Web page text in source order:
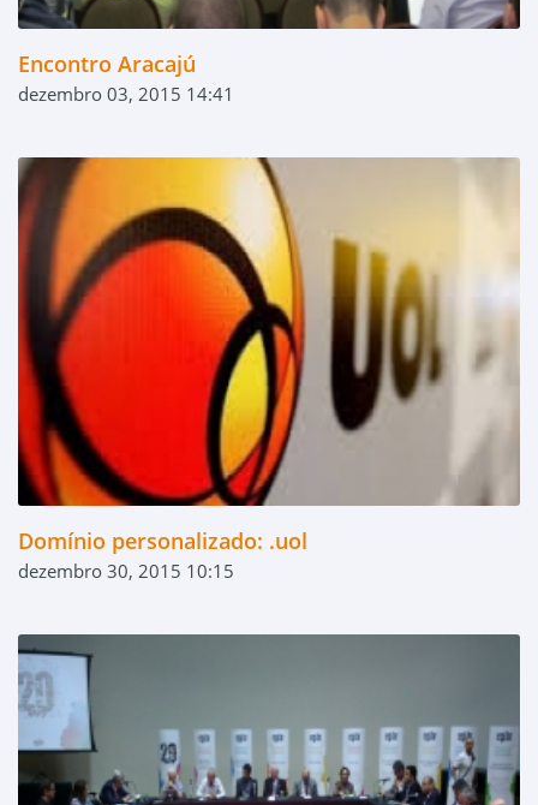
Encontro Aracajú
dezembro 03, 2015 14:41
Domínio personalizado: .uol
dezembro 30, 2015 10:15